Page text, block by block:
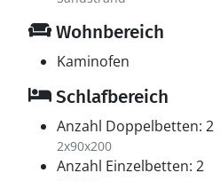
Wohnbereich
Kaminofen
Schlafbereich
Anzahl Doppelbetten: 2
2x90x200
Anzahl Einzelbetten: 2